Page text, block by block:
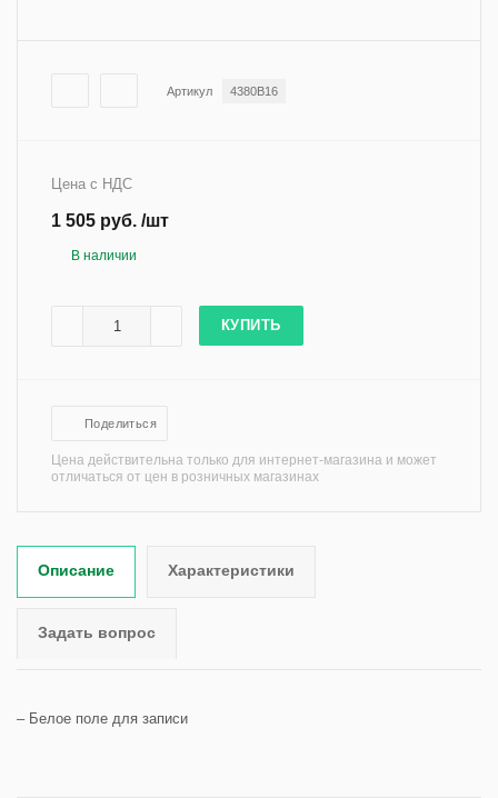
Артикул 4380B16
Цена с НДС
1 505 руб. /шт
В наличии
КУПИТЬ
Поделиться
Цена действительна только для интернет-магазина и может
отличаться от цен в розничных магазинах
Описание Характеристики
Задать вопрос
– Белое поле для записи